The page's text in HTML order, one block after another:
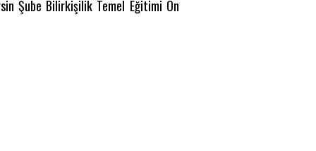
Şube Bilirkişilik Temel Eğitimi Ön